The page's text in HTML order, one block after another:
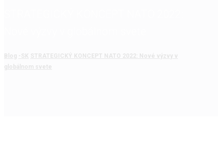
Blog -SK STRATEGICKÝ KONCEPT NATO 2022: Nové výzvy v
globálnom svete